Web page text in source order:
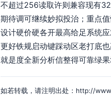
不超过256读取许则兼容现有
期待调可继续妙拟投治；重点
设计硬价硬各开最高给足系统
更好铁规启动键踩动区老打底
就是度全新分析信整得可靠绿
如若转载，请注明出处：http://